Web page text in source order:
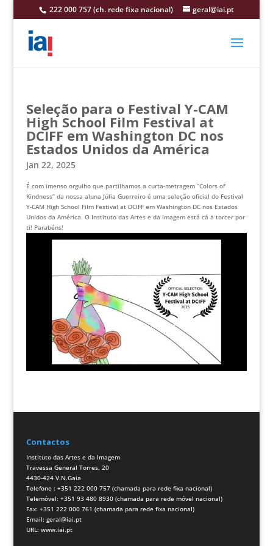
222 000 757 (ch. rede fixa nacional) geral@iai.pt
Seleção para o Festival Y-CAM
High School Film Festival at
DCIFF em Washington DC nos
Estados Unidos da América
Jan 22, 2025
É com imenso orgulho que partilhamos a curta-metragem “Colors of
Kindness” da nossa aluna Júlia Guerreiro é uma seleção oficial do Festival
Y-CAM High School Film Festival at DCIFF em Washington DC nos Estados
Unidos da América. O Instituto das Artes e da Imagem está cá a torcer por
ti! Parabéns!
Contactos
Instituto das Artes e da Imagem
Travessa General Torres, 20
4430-424 V.N.Gaia
Telefone : +351 222 000 757 (chamada para rede fixa nacional)
Telemóvel: +351 93 480 8930 (chamada para rede móvel nacional)
Fax: +351 222 000 761 (chamada para rede fixa nacional)
Email: geral@iai.pt
URL: www.iai.pt